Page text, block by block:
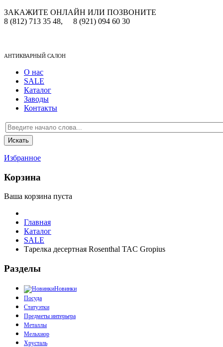
ЗАКАЖИТЕ ОНЛАЙН ИЛИ ПОЗВОНИТЕ
8 (812) 713 35 48,
8 (921) 094 60 30
АНТИКВАРНЫЙ САЛОН
О нас
SALE
Каталог
Заводы
Контакты
Избранное
Корзина
Ваша корзина пуста
Главная
Каталог
SALE
Тарелка десертная Rosenthal TAC Gropius
Разделы
Новинки
Посуда
Статуэтки
Предметы интерьера
Металлы
Мельхиор
Хрусталь